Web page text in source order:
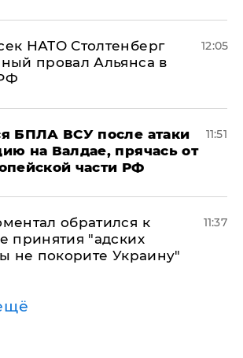
НАТО Столтенберг
провал Альянса в
12:05
БПЛА ВСУ после атаки
на Валдае, прячась от
части РФ
11:51
обратился к
принятия "адских
не покорите Украину"
11:37